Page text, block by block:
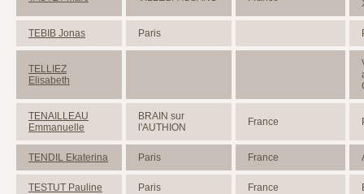
TEBIB Jonas Paris
TELLIEZ
Elisabeth
TENAILLEAU
Emmanuelle
BRAIN sur
l'AUTHION
France
TENDIL Ekaterina Paris France
TESTUT Pauline Paris France